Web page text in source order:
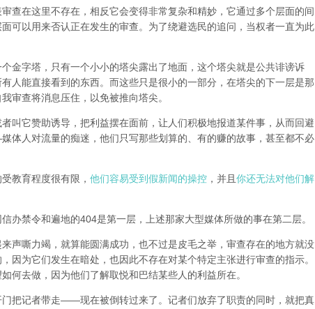
查在这里不存在，相反它会变得非常复杂和精妙，它通过多个层面的间
可以用来否认正在发生的审查。为了绕避选民的追问，当权者一直为此
金字塔，只有一个小小的塔尖露出了地面，这个塔尖就是公共诽谤诉
人能直接看到的东西。而这些只是很小的一部分，在塔尖的下一层是那
审查将消息压住，以免被推向塔尖。
叫它赞助诱导，把利益摆在面前，让人们积极地报道某件事，从而回避
体人对流量的痴迷，他们只写那些划算的、有的赚的故事，甚至都不必
教育程度很有限， 他们容易受到假新闻的操控 ，并且 你还无法对他们解
办禁令和遍地的404是第一层，上述那家大型媒体所做的事在第二层。
声嘶力竭，就算能圆满成功，也不过是皮毛之举，审查存在的地方就没
因为它们发生在暗处，也因此不存在对某个特定主张进行审查的指示。
何去做，因为他们了解取悦和巴结某些人的利益所在。
把记者带走——现在被倒转过来了。记者们放弃了职责的同时，就把真